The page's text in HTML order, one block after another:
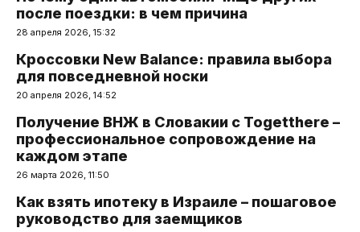
после поездки: в чем причина
28 апреля 2026, 15:32
Кроссовки New Balance: правила выбора
для повседневной носки
20 апреля 2026, 14:52
Получение ВНЖ в Словакии с Togetthere –
профессиональное сопровождение на
каждом этапе
26 марта 2026, 11:50
Как взять ипотеку в Израиле – пошаговое
руководство для заемщиков